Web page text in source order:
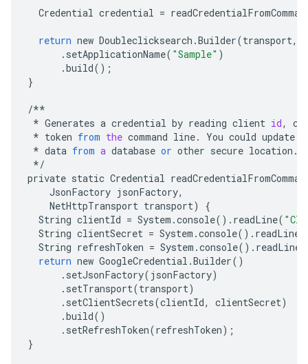
Credential credential =
return new Doubleclicksearch .Builder(transport,
. setApplicationName( "Sample" )
.build();
}
/**
* Generates a credential by reading client id,
* token from the command line. You could update
* data from a database or other secure location .
*/
private static Credential
JsonFactory jsonFactory,
NetHttpTransport transport)
{
String clientId = System .console() . readLine(
String clientSecret = System .console() . readLine
String refreshToken = System .console() . readLine
return new GoogleCredential .Builder()
. setJsonFactory( jsonFactory)
. setTransport(transport)
. setClientSecrets(clientId, clientSecret)
.build()
. setRefreshToken(refreshToken);
}